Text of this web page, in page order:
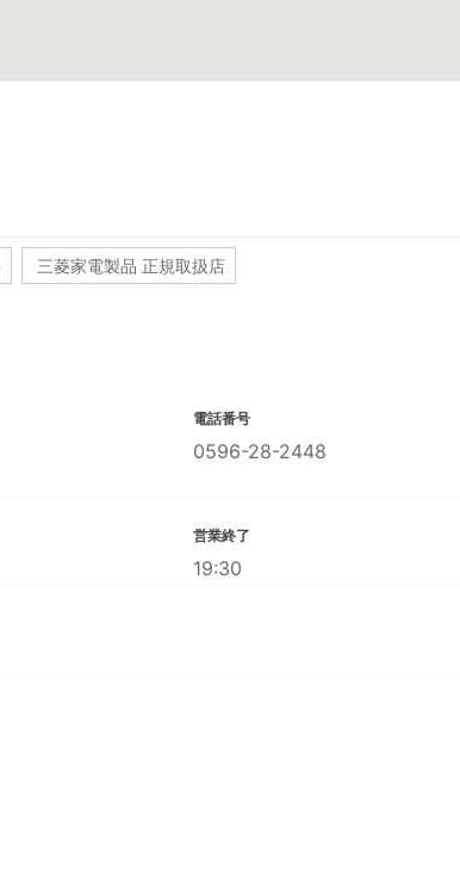
三菱家電製品 正規取扱店
電話番号
0596-28-2448
営業終了
19:30